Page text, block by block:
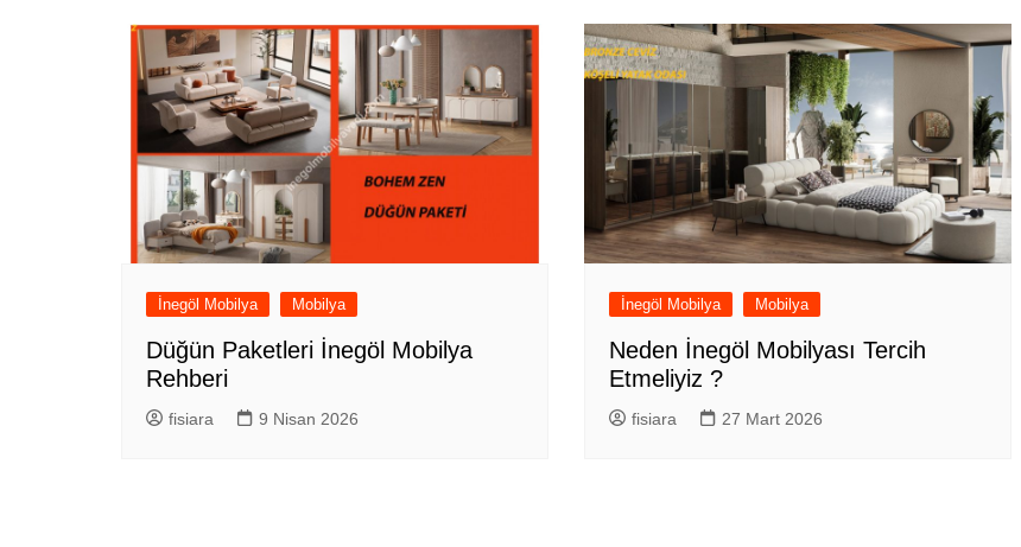
İnegöl Mobilya Mobilya
Düğün Paketleri İnegöl Mobilya
Rehberi
fisiara 9 Nisan 2026
İnegöl Mobilya Mobilya
Neden İnegöl Mobilyası Tercih
Etmeliyiz ?
fisiara 27 Mart 2026